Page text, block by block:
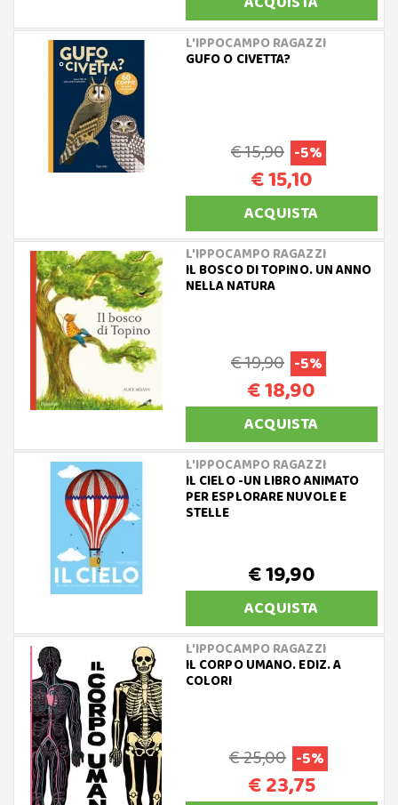
L'IPPOCAMPO RAGAZZI
GUFO O CIVETTA?
€ 15,90 -5%
€ 15,10
ACQUISTA
L'IPPOCAMPO RAGAZZI
IL BOSCO DI TOPINO. UN ANNO
NELLA NATURA
€ 19,90 -5%
€ 18,90
ACQUISTA
L'IPPOCAMPO RAGAZZI
IL CIELO -UN LIBRO ANIMATO
PER ESPLORARE NUVOLE E
STELLE
€ 19,90
ACQUISTA
L'IPPOCAMPO RAGAZZI
IL CORPO UMANO. EDIZ. A
COLORI
€ 25,00 -5%
€ 23,75